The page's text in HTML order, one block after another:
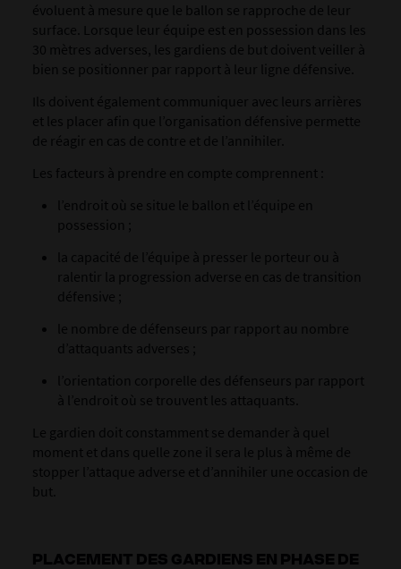
évoluent à mesure que le ballon se rapproche de leur
surface. Lorsque leur équipe est en possession dans les
30 mètres adverses, les gardiens de but doivent veiller à
bien se positionner par rapport à leur ligne défensive.
Ils doivent également communiquer avec leurs arrières
et les placer afin que l’organisation défensive permette
de réagir en cas de contre et de l’annihiler.
Les facteurs à prendre en compte comprennent :
l’endroit où se situe le ballon et l’équipe en
possession ;
la capacité de l’équipe à presser le porteur ou à
ralentir la progression adverse en cas de transition
défensive ;
le nombre de défenseurs par rapport au nombre
d’attaquants adverses ;
l’orientation corporelle des défenseurs par rapport
à l’endroit où se trouvent les attaquants.
Le gardien doit constamment se demander à quel
moment et dans quelle zone il sera le plus à même de
stopper l’attaque adverse et d’annihiler une occasion de
but.
PLACEMENT DES GARDIENS EN PHASE DE